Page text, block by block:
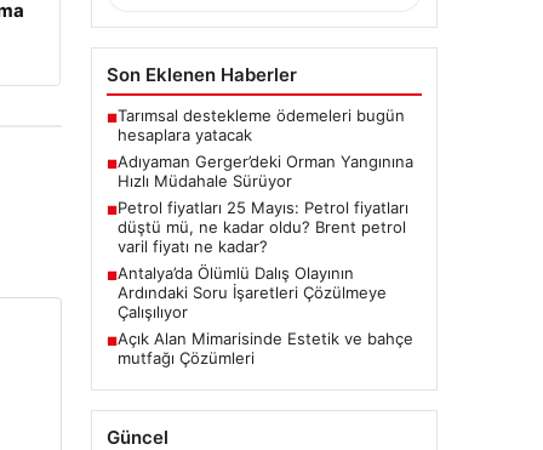
Son Eklenen Haberler
■Tarımsal destekleme ödemeleri bugün
hesaplara yatacak
■Adıyaman Gerger’deki Orman Yangınına
Hızlı Müdahale Sürüyor
■Petrol fiyatları 25 Mayıs: Petrol fiyatları
düştü mü, ne kadar oldu? Brent petrol
varil fiyatı ne kadar?
■Antalya’da Ölümlü Dalış Olayının
Ardındaki Soru İşaretleri Çözülmeye
Çalışılıyor
■Açık Alan Mimarisinde Estetik ve bahçe
mutfağı Çözümleri
Güncel